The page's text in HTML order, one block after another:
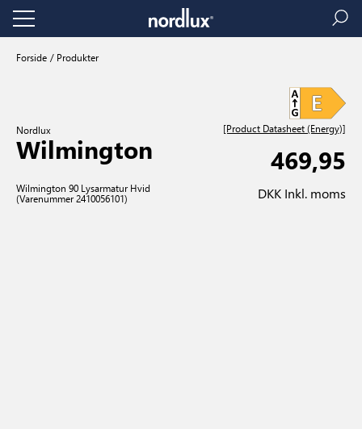
Forside Produkter
Nordlux
Wilmington
Wilmington 90 Lysarmatur Hvid
(Varenummer 2410056101)
[Product Datasheet (Energy)]
469,95
DKK Inkl. moms